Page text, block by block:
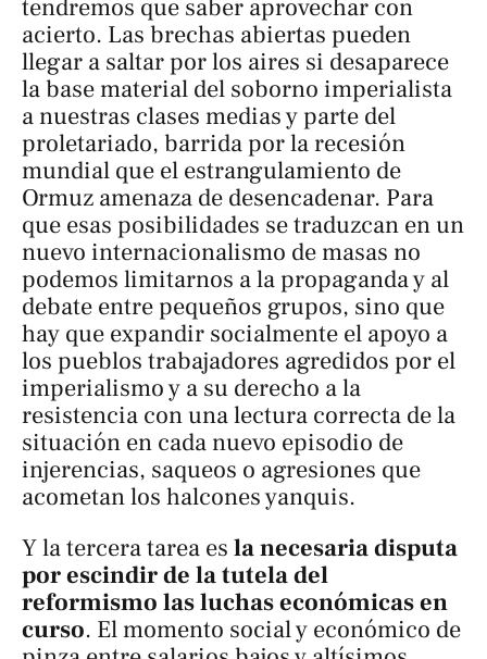
tendremos que saber aprovechar con
acierto. Las brechas abiertas pueden
llegar a saltar por los aires si desaparece
la base material del soborno imperialista
a nuestras clases medias y parte del
proletariado, barrida por la recesión
mundial que el estrangulamiento de
Ormuz amenaza de desencadenar. Para
que esas posibilidades se traduzcan en un
nuevo internacionalismo de masas no
podemos limitarnos a la propaganda y al
debate entre pequeños grupos, sino que
hay que expandir socialmente el apoyo a
los pueblos trabajadores agredidos por el
imperialismo y a su derecho a la
resistencia con una lectura correcta de la
situación en cada nuevo episodio de
injerencias, saqueos o agresiones que
acometan los halcones yanquis.
Y la tercera tarea es la necesaria disputa
por escindir de la tutela del
reformismo las luchas económicas en
curso. El momento social y económico de